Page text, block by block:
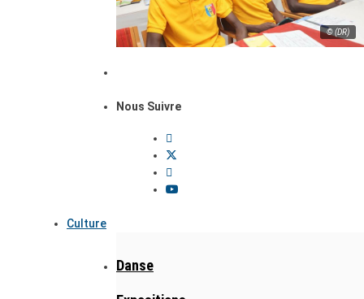
© (DR)
Nous Suivre
Culture
Danse